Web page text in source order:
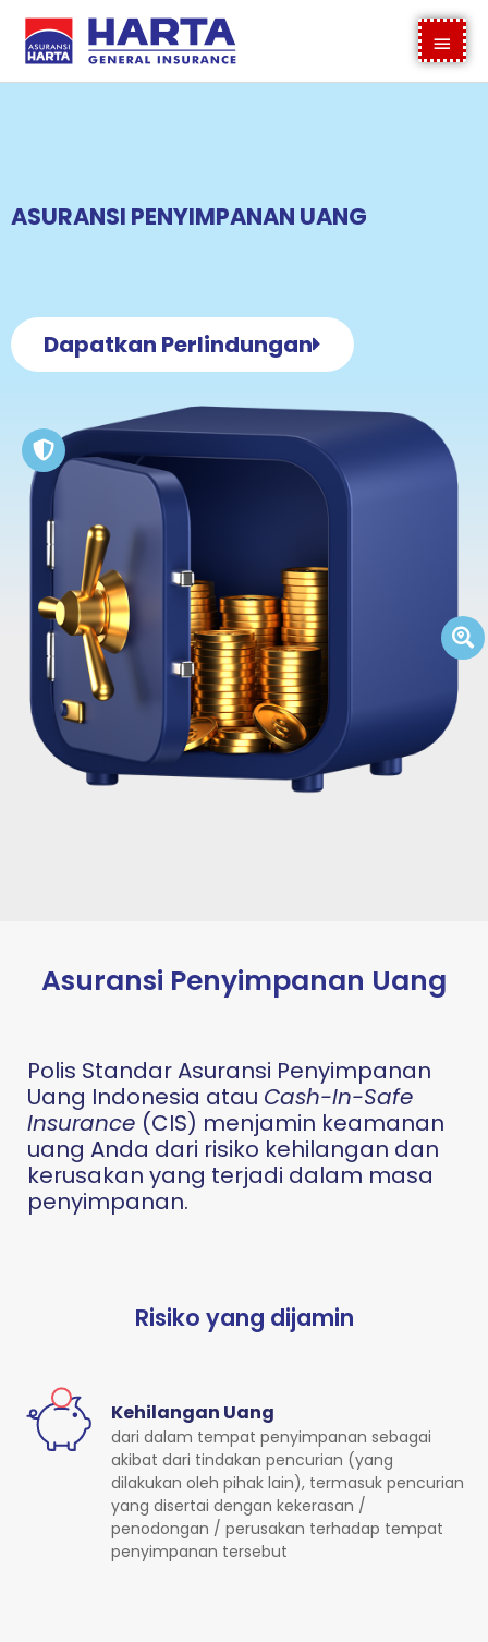
content
Main
Menu
ASURANSI PENYIMPANAN UANG
Dapatkan Perlindungan
Asuransi Penyimpanan Uang
Polis Standar Asuransi Penyimpanan
Uang Indonesia atau Cash-In-Safe
Insurance (CIS) menjamin keamanan
uang Anda dari risiko kehilangan dan
kerusakan yang terjadi dalam masa
penyimpanan.
Risiko yang dijamin
Kehilangan Uang
dari dalam tempat penyimpanan sebagai
akibat dari tindakan pencurian (yang
dilakukan oleh pihak lain), termasuk pencurian
yang disertai dengan kekerasan /
penodongan / perusakan terhadap tempat
penyimpanan tersebut